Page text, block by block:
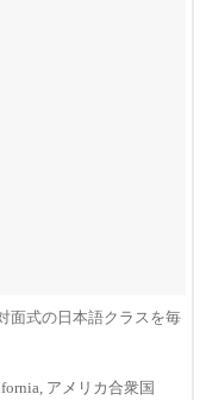
面式の日本語クラスを毎
アメリカ合衆国